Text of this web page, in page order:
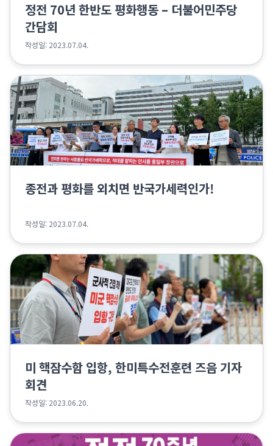
정전 70년 한반도 평화행동 – 더불어민주당
간담회
작성일: 2023.07.04.
종전과 평화를 외치면 반국가세력인가!
작성일: 2023.07.04.
미 핵잠수함 입항, 한미특수전훈련 즈음 기자
회견
작성일: 2023.06.20.